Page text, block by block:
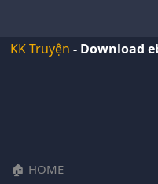
KK Truyện - Download
HOME